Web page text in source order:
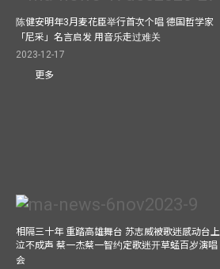
陈健安明年3月麦花臣举行首次个唱 德国哲学家
「尼采」名言启发 用音乐走过难关
2023-12-17
更多
相隔三十年 重踏高雄舞台 苏志威被歌迷感动台上
泣不成声 蔡一杰蔡一智约定歌迷开草蜢百岁演唱
会